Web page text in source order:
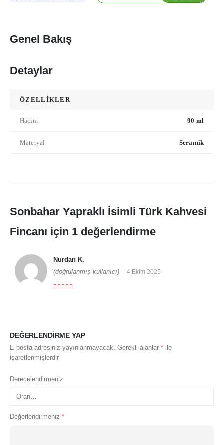
Genel Bakış
Detaylar
ÖZELLİKLER
Hacim 90 ml
Materyal Seramik
Sonbahar Yapraklı İsimli Türk Kahvesi
Fincanı için 1 değerlendirme
Nurdan K.
(doğrulanmış kullanıcı) – 4 Ekim 2025
DEĞERLENDIRME YAP
E-posta adresiniz yayınlanmayacak. Gerekli alanlar * ile
işaretlenmişlerdir
Derecelendirmeniz
Değerlendirmeniz *